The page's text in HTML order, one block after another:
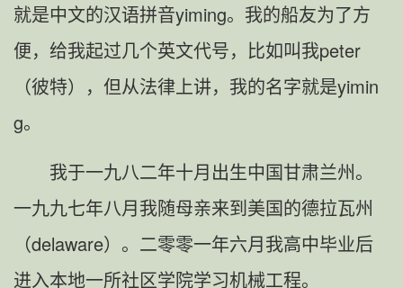
就是中文的汉语拼音yiming。我的船友为了方
便，给我起过几个英文代号，比如叫我peter
（彼特），但从法律上讲，我的名字就是yimin
g。
我于一九八二年十月出生中国甘肃兰州。
一九九七年八月我随母亲来到美国的德拉瓦州
（delaware）。二零零一年六月我高中毕业后
进入本地一所社区学院学习机械工程。